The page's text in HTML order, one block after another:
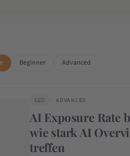
Beginner Advanced
GEO ADVANCED
AI Exposure Rate
wie stark AI
treffen